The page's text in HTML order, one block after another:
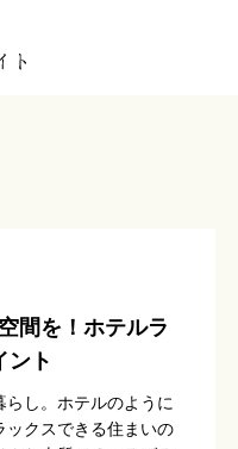
間を！ホテルラ
ント
し。ホテルのように
ックスできる住まいの